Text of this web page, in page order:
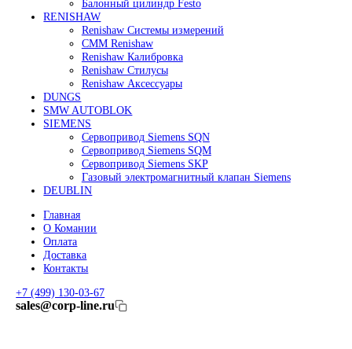
HEIDENHAIN
Линейные энкодеры Heidenhain LS 628C
Линейные энкодеры Heidenhain LS 688C
Линейные энкодеры Heidenhain LC 185
Линейные энкодеры Heidenhain LC 195F
FANUC ROBOT
Робот Fanuc для сварки
Коллаборативные-роботы FANUC
Робот Delta Fanuc
Редуктор Fanuc Робот
FESTO
CMM Renishaw
DUNGS
SMW AUTOBLOK